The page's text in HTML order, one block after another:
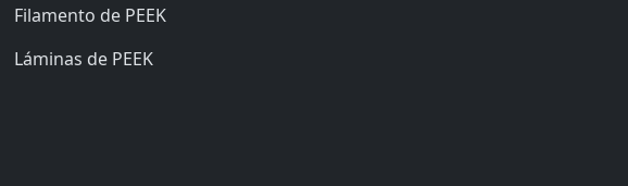
Filamento de PEEK
Láminas de PEEK